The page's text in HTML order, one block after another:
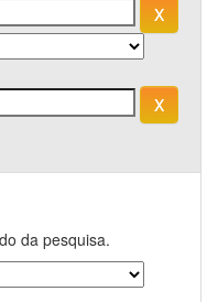
da pesquisa.